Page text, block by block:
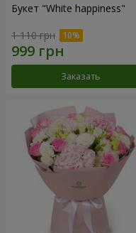
Букет "White happiness"
1 110 грн
Заказать